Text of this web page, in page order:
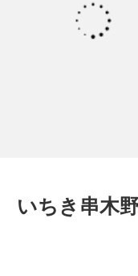
いちき串木